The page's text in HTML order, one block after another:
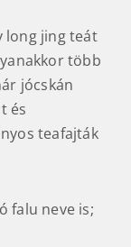
long jing teát
több
jócskán
és
teafajták
falu neve is;